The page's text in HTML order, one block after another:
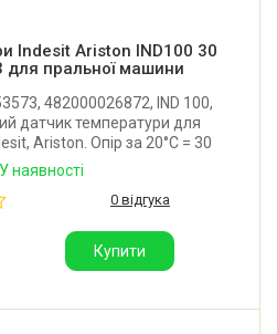
Indesit Ariston IND100 30
для пральної машини
482000026872, IND 100,
датчик температури для
Ariston. Опір за 20°C = 30
Італія.
У наявності
0 відгука
Купити